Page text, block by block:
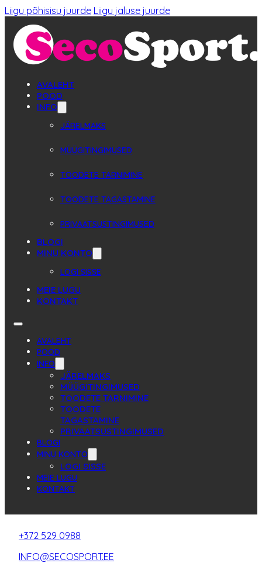
Liigu põhisisu juurde Liigu jaluse juurde
AVALEHT
POOD
INFO
JÄRELMAKS
MÜÜGITINGIMUSED
TOODETE TARNIMINE
TOODETE TAGASTAMINE
PRIVAATSUSTINGIMUSED
BLOGI
MINU KONTO
LOGI SISSE
MEIE LUGU
KONTAKT
AVALEHT
POOD
INFO
JÄRELMAKS
MÜÜGITINGIMUSED
TOODETE TARNIMINE
TOODETE
TAGASTAMINE
PRIVAATSUSTINGIMUSED
BLOGI
MINU KONTO
LOGI SISSE
MEIE LUGU
KONTAKT
+372 529 0988
INFO@SECOSPORT.EE